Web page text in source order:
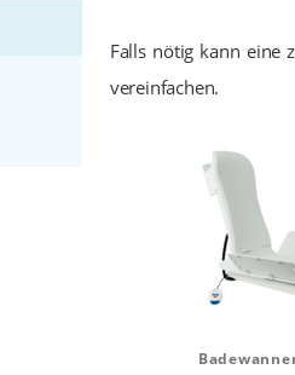
Falls nötig kann eine
vereinfachen.